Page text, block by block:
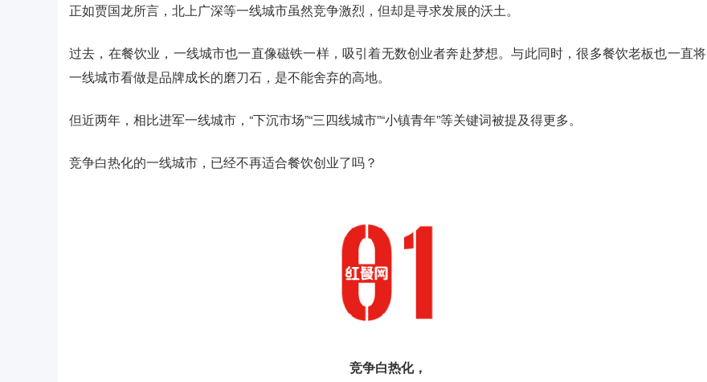
正如贾国龙所言，北上广深等一线城市虽然竞争激烈，但却是寻求发展的沃土。
过去，在餐饮业，一线城市也一直像磁铁一样，吸引着无数创业者奔赴梦想。与此同时，很多餐饮老板也一直将
一线城市看做是品牌成长的磨刀石，是不能舍弃的高地。
但近两年，相比进军一线城市，“下沉市场”“三四线城市”“小镇青年”等关键词被提及得更多。
竞争白热化的一线城市，已经不再适合餐饮创业了吗？
竞争白热化，